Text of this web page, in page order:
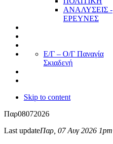
ΑΝΑΛΥΣΕΙΣ -
ΕΡΕΥΝΕΣ
Ε/Γ – Ο/Γ Παναγία
Σκιαδενή
Skip to content
Παρ08072026
Last updateΠαρ, 07 Αυγ 2026 1pm